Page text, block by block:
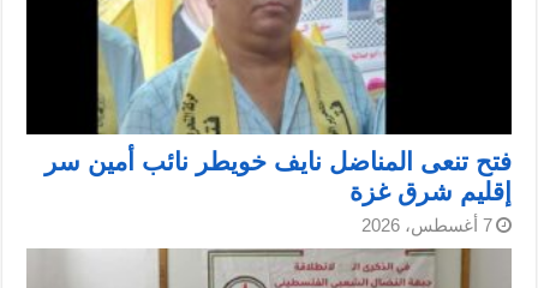
فتح تنعى المناضل نايف خويطر نائب أمين سر
إقليم شرق غزة
7 أغسطس، 2026